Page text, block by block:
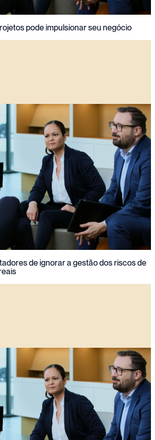
pode impulsionar seu negócio
de ignorar a gestão dos riscos de